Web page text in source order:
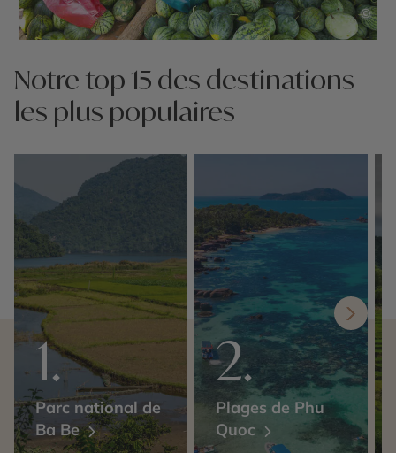
©
Notre top 15 des destinations
les plus populaires
Parc national de
Ba Be
Plages de Phu
Quoc